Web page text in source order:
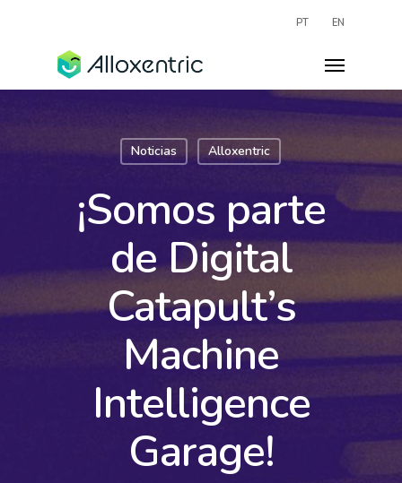
PT EN
Noticias Alloxentric
¡Somos parte
de Digital
Catapult’s
Machine
Intelligence
Garage!